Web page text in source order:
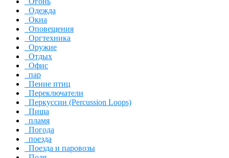
Одежда
Окна
Оповещения
Оргтехника
Оружие
Отдых
Офис
пар
Пение птиц
Переключатели
Перкуссии (Percussion Loops)
Пища
пламя
Погода
поезда
Поезда и паровозы